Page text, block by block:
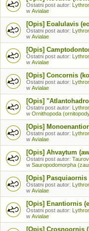
Ostatni post autor:
w Avialae
[Opis] Eoalulavis
Ostatni post autor:
w Avialae
[Opis]
Ostatni post autor:
w Avialae
[Opis] Concornis
Ostatni post autor:
w Avialae
[Opis]
Ostatni post autor:
w Ornithopoda
[Opis]
Ostatni post autor:
w Avialae
[Opis] Ahvaytum
Ostatni post autor:
w Sauropodomorpha
[Opis] Pasquiaornis
Ostatni post autor:
w Avialae
[Opis] Enantiornis
Ostatni post autor:
w Avialae
[Opis] Crosnoornis